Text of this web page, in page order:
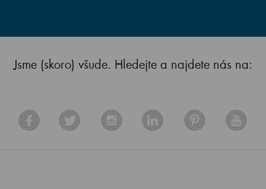
Jsme (skoro) všude. Hledejte a najdete nás na: